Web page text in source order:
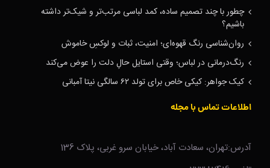
چطور با چند تصمیم ساده، کمد لباسی مرتب‌تر و شیک‌تر داشته
باشیم؟
روان‌شناسی رنگ قهوه‌ای؛ امنیت، ثبات و لوکسِ خاموش
رنگ‌درمانی در لباس؛ وقتی استایل حالِ دلت را عوض می‌کند
کیک جواهر: کیکی خاص برای تولد ۶۲ سالگی نیتا آمبانی
اطلاعات تماس با مجله
آدرس:تهران، سعادت آباد، خیابان سرو غربی، پلاک 136